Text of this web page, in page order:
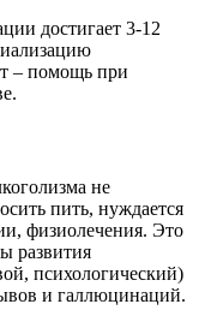
достигает 3-12
– помощь при
не
пить, нуждается
физиолечения. Это
развития
психологический)
и галлюцинаций.